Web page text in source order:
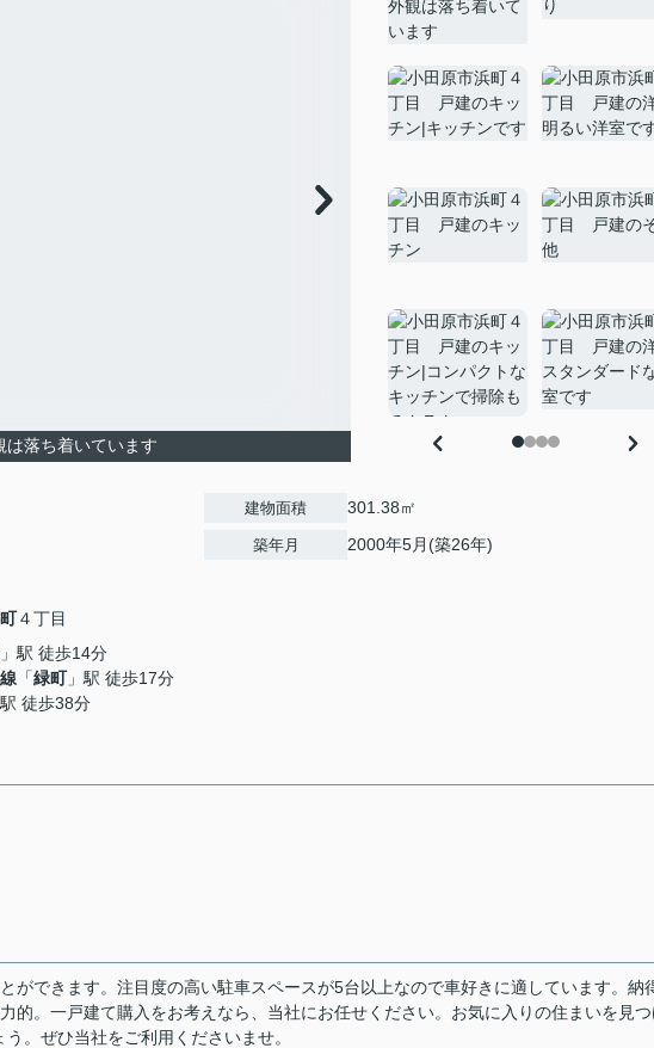
は落ち着いています
４丁目
」駅 徒歩14分
「緑町」駅 徒歩17分
駅 徒歩38分
建物面積 301.38㎡
築年月 2000年5月(築26年)
ができます。注目度の高い駐車スペースが5台以上なので車好きに適しています。納
的。一戸建て購入をお考えなら、当社にお任せください。お気に入りの住まいを見
。ぜひ当社をご利用くださいませ。